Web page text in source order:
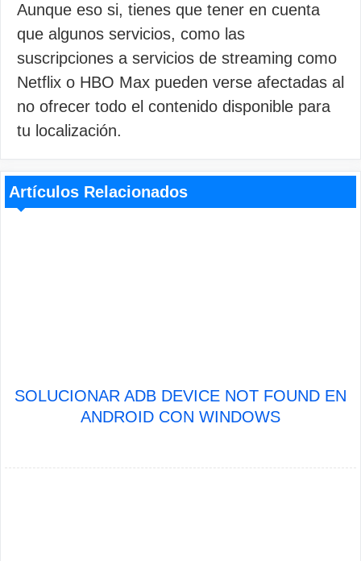
Aunque eso si, tienes que tener en cuenta
que algunos servicios, como las
suscripciones a servicios de streaming como
Netflix o HBO Max pueden verse afectadas al
no ofrecer todo el contenido disponible para
tu localización.
Artículos Relacionados
SOLUCIONAR ADB DEVICE NOT FOUND EN
ANDROID CON WINDOWS